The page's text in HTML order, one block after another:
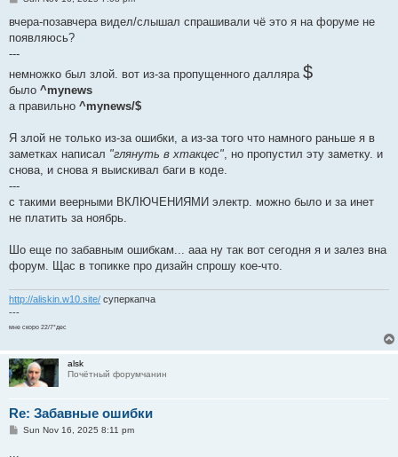
s
вчера-позавчера видел/слышал спрашивали чё это я на форуме не
появляюсь?
---
немножко был злой. вот из-за пропущенного далляра $
было ^mynews
а правильно ^mynews/$
Я злой не только из-за ошибки, а из-за того что намного раньше я в
заметках написал "глянуть в хтакцес" , но пропустил эту заметку. и
снова, и снова я выискивал баги в коде.
---
с такими веерными ВКЛЮЧЕНИЯМИ электр. можно было и за инет
не платить за ноябрь.
Шо еще по забавным ошибкам... ааа ну так вот сегодня я и залез вна
форум. Щас в топикке про дизайн спрошу кое-что.
http://aliskin.w10.site/ суперкапча
---
мне скоро 22/7*дес
alsk
Почётный форумчанин
Re: Забавные ошибки
PSun Nov 16, 2025 8:11 pm
...